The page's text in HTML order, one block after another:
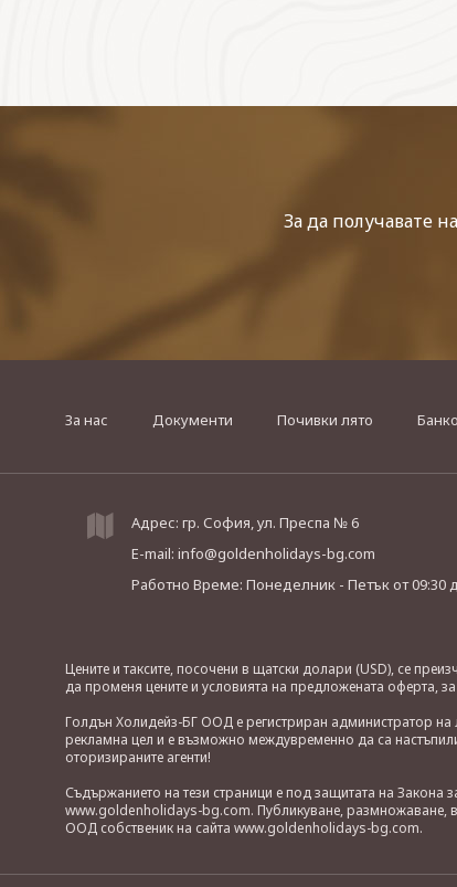
За да получавате
За нас Документи Почивки лято
Адрес: гр. София, ул. Преспа № 6
E-mail: info@goldenholidays-bg.com
Работно Време: Понеделник - Петъкот 09:30
Цените и таксите, посочени в щатски долари (USD), се
да променя цените и условията на предложената оферта,
Голдън Холидейз-БГ ООД е регистриран администратор
рекламна цел и е възможно междувременно да са
оторизираните агенти!
Съдържанието на тези страници е под защитата на
www.goldenholidays-bg.com. Публикуване, размножаване,
ООД собственик на сайта www.goldenholidays-bg.com.